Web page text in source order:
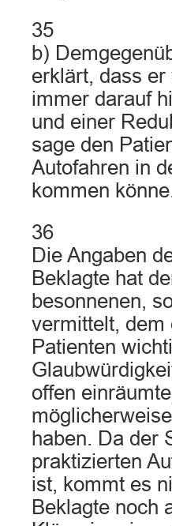
35
b)
erklärt, dass
immer darauf
und einer
sage den
Autofahren in
kommen
36
Die Angaben
Beklagte hat
besonnenen,
vermittelt, dem
Patienten
offen
haben. Da der
praktizierten
ist, kommt es
Beklagte noch